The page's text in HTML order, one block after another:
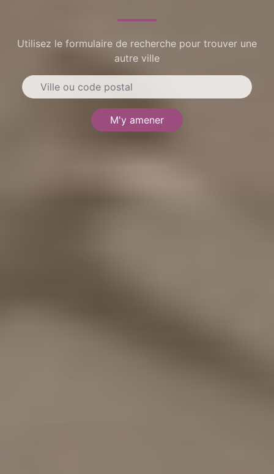
Utilisez le formulaire de recherche pour trouver une
autre ville
M'y amener